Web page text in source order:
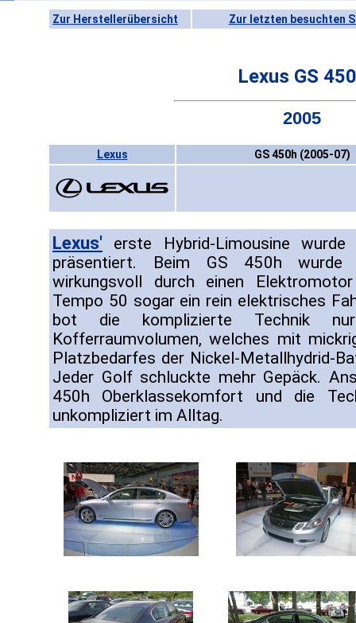
Zur Herstellerübersicht Zur letzten besuchten
Lexus GS
2005
Lexus GS 450h (2005-07)
Lexus' erste Hybrid-Limousine
präsentiert. Beim GS 450h wurde
wirkungsvoll durch einen
Tempo 50 sogar ein rein elektrisches
bot die komplizierte Technik
Kofferraumvolumen, welches mit
Platzbedarfes der Nickel-Metallhydrid-
Jeder Golf schluckte mehr Gepäck.
450h Oberklassekomfort und die
unkompliziert im Alltag.